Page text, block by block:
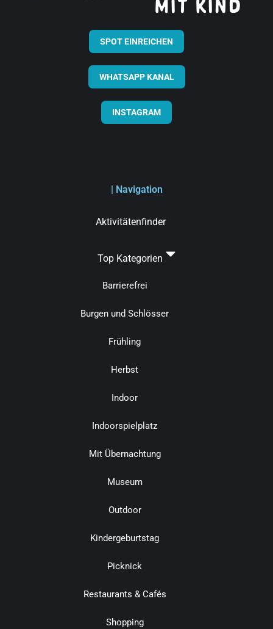
SPOT EINREICHEN
WHATSAPP KANAL
INSTAGRAM
| Navigation
Aktivitätenfinder
Top Kategorien
Barrierefrei
Burgen und Schlösser
Frühling
Herbst
Indoor
Indoorspielplatz
Mit Übernachtung
Museum
Outdoor
Kindergeburtstag
Picknick
Restaurants & Cafés
Shopping